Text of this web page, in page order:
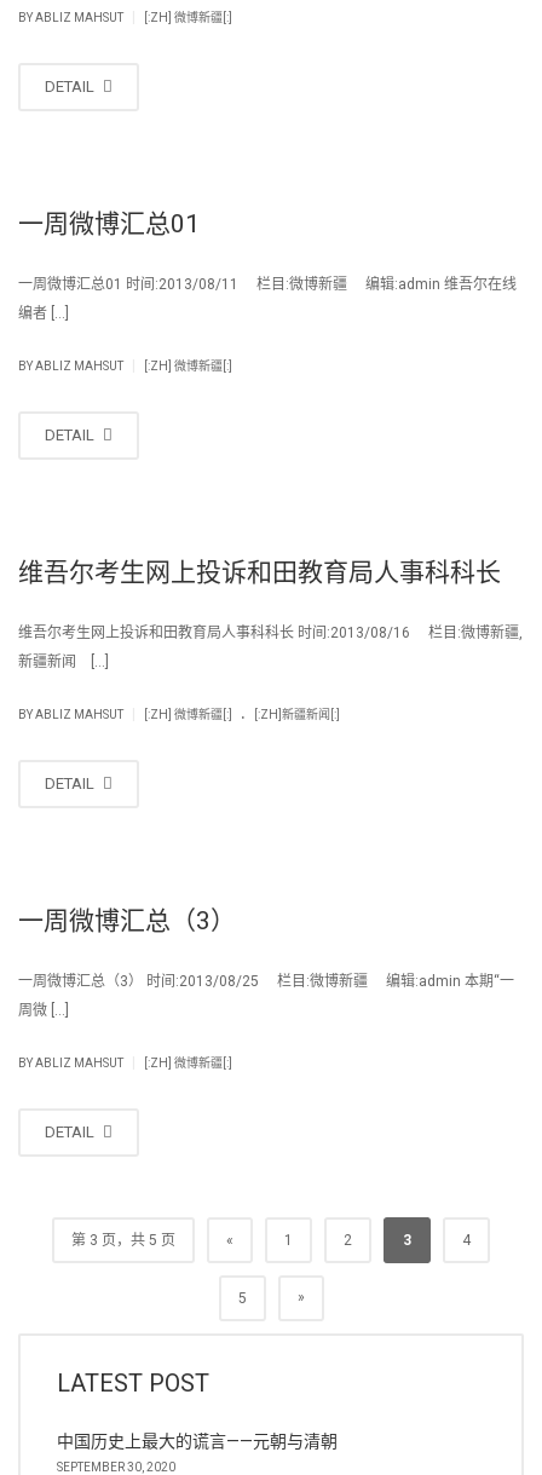
BYABLIZ MAHSUT [:ZH] 微博新疆[:]
DETAIL
一周微博汇总01
一周微博汇总01 时间:2013/08/11 栏目:微博新疆 编辑:admin 维吾尔在线
编者 […]
BYABLIZ MAHSUT [:ZH] 微博新疆[:]
DETAIL
维吾尔考生网上投诉和田教育局人事科科长
维吾尔考生网上投诉和田教育局人事科科长 时间:2013/08/16 栏目:微博新疆,
新疆新闻 […]
BYABLIZ MAHSUT [:ZH] 微博新疆[:] . [:ZH]新疆新闻[:]
DETAIL
一周微博汇总（3）
一周微博汇总（3） 时间:2013/08/25 栏目:微博新疆 编辑:admin 本期“一
周微 […]
BYABLIZ MAHSUT [:ZH] 微博新疆[:]
DETAIL
第 3 页，共 5 页 « 1 2 3 4
5 »
LATEST POST
中国历史上最大的谎言——元朝与清朝
SEPTEMBER 30, 2020